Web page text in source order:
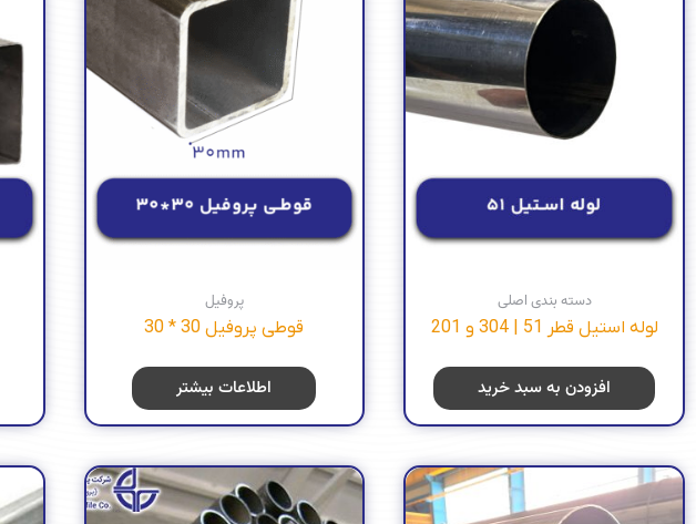
دسته بندی اصلی
لوله استیل قطر 51 | 304 و 201
افزودن به سبد خرید
پروفیل
قوطی پروفیل 30 * 30
اطلاعات بیشتر